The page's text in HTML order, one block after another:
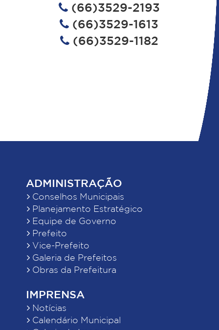
(66)3529-2193
(66)3529-1613
(66)3529-1182
ADMINISTRAÇÃO
Conselhos Municipais
Planejamento Estratégico
Equipe de Governo
Prefeito
Vice-Prefeito
Galeria de Prefeitos
Obras da Prefeitura
IMPRENSA
Notícias
Calendário Municipal